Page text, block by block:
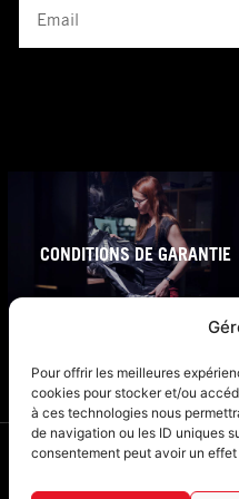
Pour offrir les meilleures
cookies pour stocker et/ou
à ces technologies nous
de navigation ou les ID uniques
consentement peut avoir un
CONDITIONS DE GARANTIE